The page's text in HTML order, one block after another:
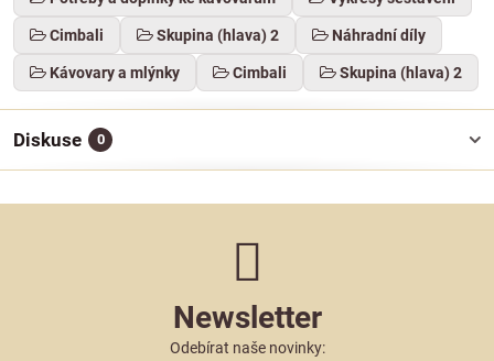
Cimbali Skupina (hlava) 2 Náhradní díly
Kávovary a mlýnky Cimbali Skupina (hlava) 2
Diskuse 0
Newsletter
Odebírat naše novinky: